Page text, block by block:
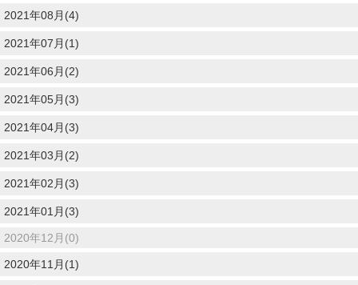
2021年08月(4)
2021年07月(1)
2021年06月(2)
2021年05月(3)
2021年04月(3)
2021年03月(2)
2021年02月(3)
2021年01月(3)
2020年12月(0)
2020年11月(1)